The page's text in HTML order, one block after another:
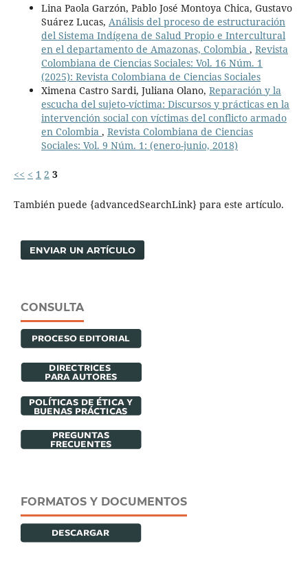
Lina Paola Garzón, Pablo José Montoya Chica, Gustavo
Suárez Lucas, Análisis del proceso de estructuración
del Sistema Indígena de Salud Propio e Intercultural
en el departamento de Amazonas, Colombia , Revista
Colombiana de Ciencias Sociales: Vol. 16 Núm. 1
(2025): Revista Colombiana de Ciencias Sociales
Ximena Castro Sardi, Juliana Olano, Reparación y la
escucha del sujeto-víctima: Discursos y prácticas en la
intervención social con víctimas del conflicto armado
en Colombia , Revista Colombiana de Ciencias
Sociales: Vol. 9 Núm. 1: (enero-junio, 2018)
<< < 1 2 3
También puede {advancedSearchLink} para este artículo.
ENVIAR UN ARTÍCULO
CONSULTA
FORMATOS Y DOCUMENTOS